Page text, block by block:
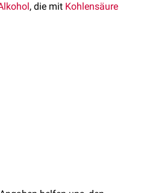
, die mit Kohlensäure
haben. Dazu
(